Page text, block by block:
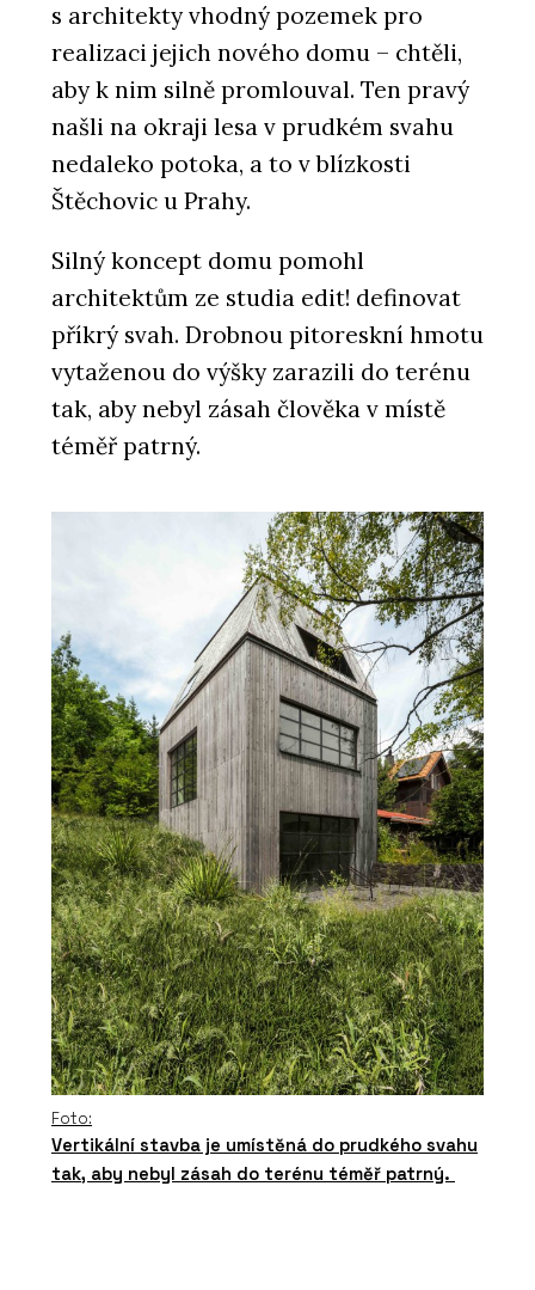
s architekty vhodný pozemek pro
realizaci jejich nového domu – chtěli,
aby k nim silně promlouval. Ten pravý
našli na okraji lesa v prudkém svahu
nedaleko potoka, a to v blízkosti
Štěchovic u Prahy.
Silný koncept domu pomohl
architektům ze studia edit! definovat
příkrý svah. Drobnou pitoreskní hmotu
vytaženou do výšky zarazili do terénu
tak, aby nebyl zásah člověka v místě
téměř patrný.
Foto:
Vertikální stavba je umístěná do prudkého svahu
tak, aby nebyl zásah do terénu téměř patrný.